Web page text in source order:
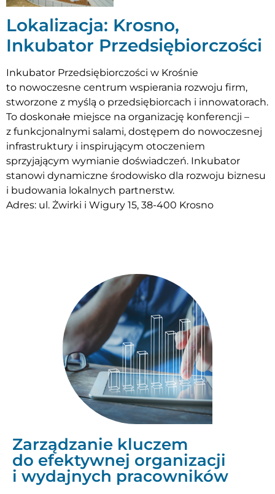
Lokalizacja: Krosno,
Inkubator Przedsiębiorczości
Inkubator Przedsiębiorczości w Krośnie
to nowoczesne centrum wspierania rozwoju firm,
stworzone z myślą o przedsiębiorcach i innowatorach.
To doskonałe miejsce na organizację konferencji –
z funkcjonalnymi salami, dostępem do nowoczesnej
infrastruktury i inspirującym otoczeniem
sprzyjającym wymianie doświadczeń. Inkubator
stanowi dynamiczne środowisko dla rozwoju biznesu
i budowania lokalnych partnerstw.
Adres: ul. Żwirki i Wigury 15, 38-400 Krosno
Zarządzanie kluczem
do efektywnej organizacji
i wydajnych pracowników